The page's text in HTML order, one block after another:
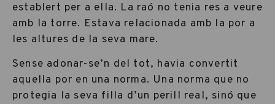
establert per a ella. La raó no tenia res a veure
amb la torre. Estava relacionada amb la por a
les altures de la seva mare.
Sense adonar-se’n del tot, havia convertit
aquella por en una norma. Una norma que no
protegia la seva filla d’un perill real, sinó que